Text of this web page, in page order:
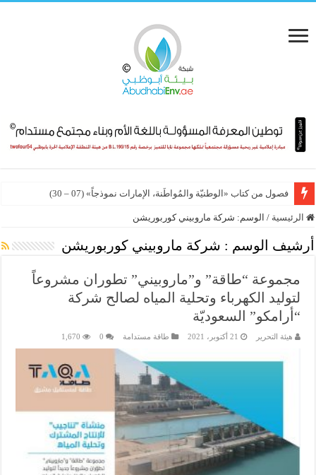
فصول من كتاب «الوطنيّة والمُواطَنة، الإمارات نموذجاً» (07 – 30)
الرئيسية / الوسم: شركة ماروبيني كوربوريشن
أرشيف الوسم : شركة ماروبيني كوربوريشن
مجموعة “طاقة” و”ماروبيني” تطوران مشروعاً
لتوليد الكهرباء وتحلية المياه لصالح شركة
“أرامكو” السعوديّة
هيئة التحرير 21 أكتوبر، 2021 طاقة مستدامة 0
1,670